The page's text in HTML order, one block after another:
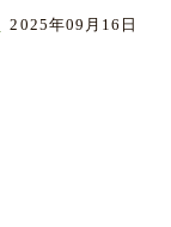
2025年09月16日